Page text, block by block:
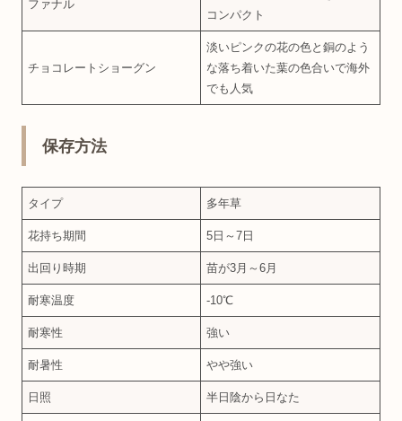
ファナル
コンパクト
チョコレートショーグン
淡いピンクの花の色と銅のよう
な落ち着いた葉の色合いで海外
でも人気
保存方法
タイプ 多年草
花持ち期間 5日～7日
出回り時期 苗が3月～6月
耐寒温度 -10℃
耐寒性 強い
耐暑性 やや強い
日照 半日陰から日なた